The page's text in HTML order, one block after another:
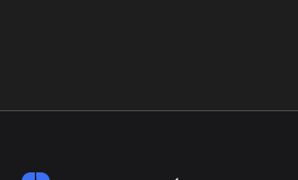
https://ccpayment.com/api/doc/